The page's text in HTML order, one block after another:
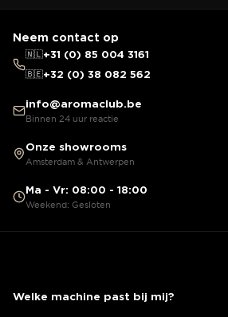
Neem contact op
🇳🇱+31 (0) 85 004 3161
🇧🇪+32 (0) 38 082 562
info@aromaclub.be
Binnen 24 uur reactie
Onze showrooms
Amsterdam & Antwerpen
Ma - Vr: 08:00 - 18:00
Weekend: Gesloten
Welke machine past bij mij?